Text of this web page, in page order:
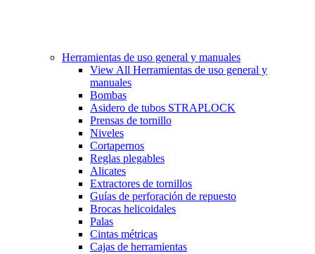
Herramientas de uso general y manuales
View All Herramientas de uso general y
manuales
Bombas
Asidero de tubos STRAPLOCK
Prensas de tornillo
Niveles
Cortapernos
Reglas plegables
Alicates
Extractores de tornillos
Guías de perforación de repuesto
Brocas helicoidales
Palas
Cintas métricas
Cajas de herramientas